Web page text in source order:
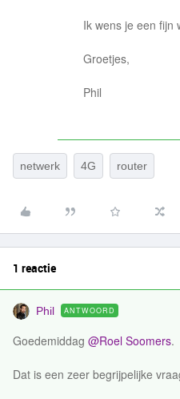
Ik wens je een fijn
Groetjes,
Phil
netwerk 4G router
1 reactie
Phil ANTWOORD
Goedemiddag @Roel Soomers.
Dat is een zeer begrijpelijke